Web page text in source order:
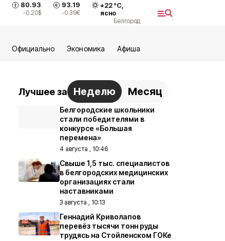
80.93
-0.20$
93.19
-0.39€
+22°С,
ясно
Белгород
Официально Экономика Aфиша
Лучшее за Неделю Месяц
Белгородские школьники
стали победителями в
конкурсе «Большая
перемена»
4 августа , 10:46
Свыше 1,5 тыс. специалистов
в белгородских медицинских
организациях стали
наставниками
3 августа , 10:13
Геннадий Криволапов
перевёз тысячи тонн руды
трудясь на Стойленском ГОКе